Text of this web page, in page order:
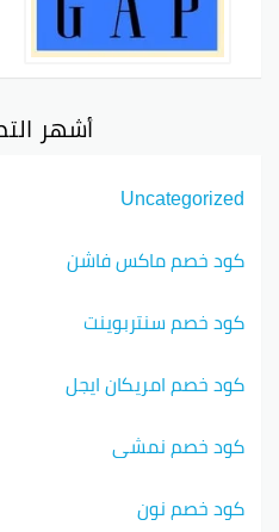
أشهر
Uncategorized
كود خصم ماكس فاشن
كود خصم سنتربوينت
كود خصم امريكان ايجل
كود خصم نمشي
كود خصم نون